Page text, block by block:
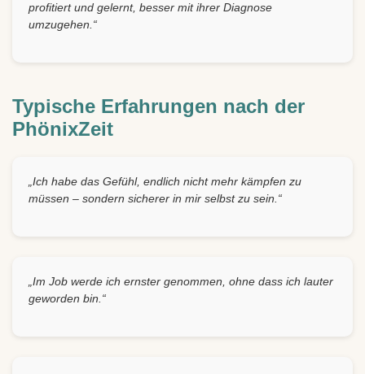
profitiert und gelernt, besser mit ihrer Diagnose
umzugehen.“
Typische Erfahrungen nach der
PhönixZeit
„Ich habe das Gefühl, endlich nicht mehr kämpfen zu
müssen – sondern sicherer in mir selbst zu sein.“
„Im Job werde ich ernster genommen, ohne dass ich lauter
geworden bin.“